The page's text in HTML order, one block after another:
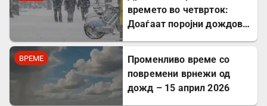
времето во четврток:
Доаѓаат поројни дождови,
ВРЕМЕ
Променливо време со
повремени врнежи од
дожд – 15 април 2026